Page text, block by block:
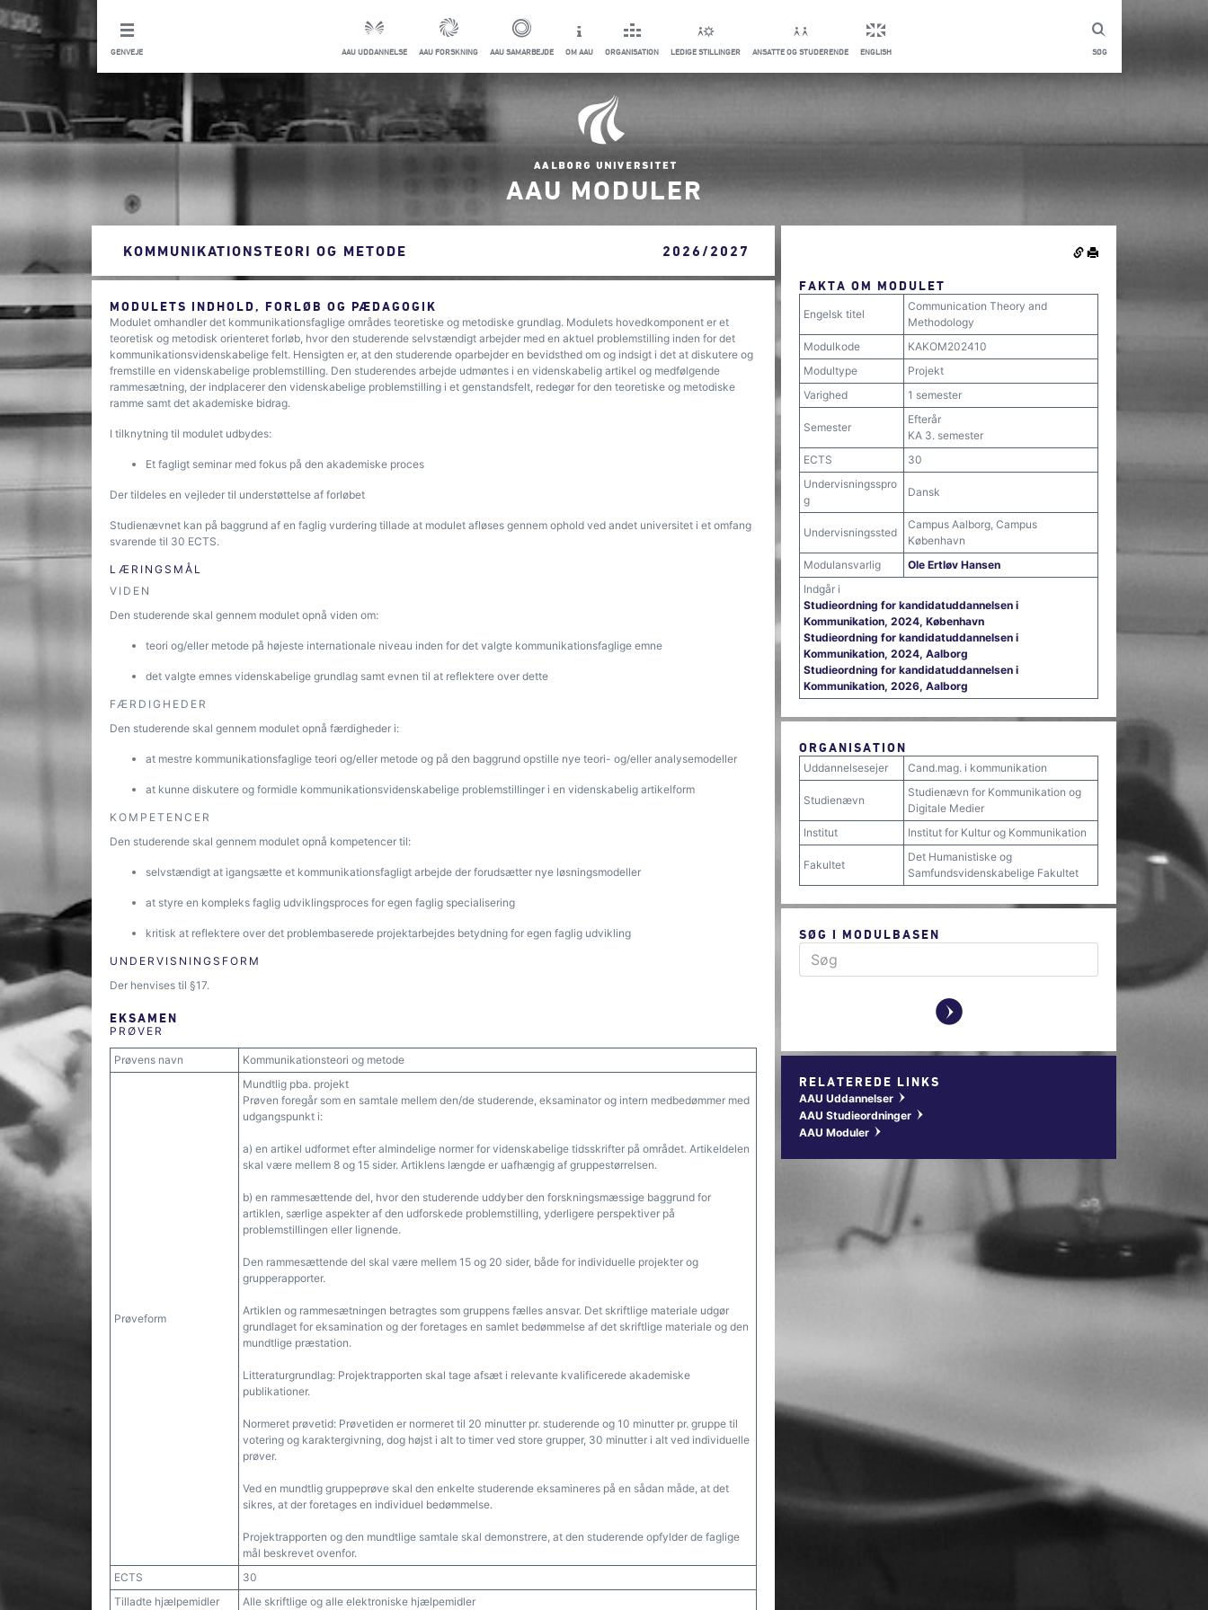
SØG
GENVEJE AAU UDDANNELSE AAU FORSKNING AAU SAMARBEJDE OM AAU ORGANISATION LEDIGE STILLINGER ANSATTE OG STUDERENDE ENGLISH
AAU MODULER
KOMMUNIKATIONSTEORI OG METODE 2026/2027
MODULETS INDHOLD, FORLØB OG PÆDAGOGIK
Modulet omhandler det kommunikationsfaglige områdes teoretiske og metodiske grundlag. Modulets hovedkomponent er et
teoretisk og metodisk orienteret forløb, hvor den studerende selvstændigt arbejder med en aktuel problemstilling inden for det
kommunikationsvidenskabelige felt. Hensigten er, at den studerende oparbejder en bevidsthed om og indsigt i det at diskutere og
fremstille en videnskabelige problemstilling. Den studerendes arbejde udmøntes i en videnskabelig artikel og medfølgende
rammesætning, der indplacerer den videnskabelige problemstilling i et genstandsfelt, redegør for den teoretiske og metodiske
ramme samt det akademiske bidrag.
I tilknytning til modulet udbydes:
Et fagligt seminar med fokus på den akademiske proces
Der tildeles en vejleder til understøttelse af forløbet
Studienævnet kan på baggrund af en faglig vurdering tillade at modulet afløses gennem ophold ved andet universitet i et omfang
svarende til 30 ECTS.
LÆRINGSMÅL
VIDEN
Den studerende skal gennem modulet opnå viden om:
teori og/eller metode på højeste internationale niveau inden for det valgte kommunikationsfaglige emne
det valgte emnes videnskabelige grundlag samt evnen til at reflektere over dette
FÆRDIGHEDER
Den studerende skal gennem modulet opnå færdigheder i:
at mestre kommunikationsfaglige teori og/eller metode og på den baggrund opstille nye teori- og/eller analysemodeller
at kunne diskutere og formidle kommunikationsvidenskabelige problemstillinger i en videnskabelig artikelform
KOMPETENCER
Den studerende skal gennem modulet opnå kompetencer til:
selvstændigt at igangsætte et kommunikationsfagligt arbejde der forudsætter nye løsningsmodeller
at styre en kompleks faglig udviklingsproces for egen faglig specialisering
kritisk at reflektere over det problembaserede projektarbejdes betydning for egen faglig udvikling
UNDERVISNINGSFORM
Der henvises til §17.
EKSAMEN
PRØVER
Prøvens navn Kommunikationsteori og metode
Prøveform
Mundtlig pba. projekt
Prøven foregår som en samtale mellem den/de studerende, eksaminator og intern medbedømmer med
udgangspunkt i:
a) en artikel udformet efter almindelige normer for videnskabelige tidsskrifter på området. Artikeldelen
skal være mellem 8 og 15 sider. Artiklens længde er uafhængig af gruppestørrelsen.
b) en rammesættende del, hvor den studerende uddyber den forskningsmæssige baggrund for
artiklen, særlige aspekter af den udforskede problemstilling, yderligere perspektiver på
problemstillingen eller lignende.
Den rammesættende del skal være mellem 15 og 20 sider, både for individuelle projekter og
grupperapporter.
Artiklen og rammesætningen betragtes som gruppens fælles ansvar. Det skriftlige materiale udgør
grundlaget for eksamination og der foretages en samlet bedømmelse af det skriftlige materiale og den
mundtlige præstation.
Litteraturgrundlag: Projektrapporten skal tage afsæt i relevante kvalificerede akademiske
publikationer.
Normeret prøvetid: Prøvetiden er normeret til 20 minutter pr. studerende og 10 minutter pr. gruppe til
votering og karaktergivning, dog højst i alt to timer ved store grupper, 30 minutter i alt ved individuelle
prøver.
Ved en mundtlig gruppeprøve skal den enkelte studerende eksamineres på en sådan måde, at det
sikres, at der foretages en individuel bedømmelse.
Projektrapporten og den mundtlige samtale skal demonstrere, at den studerende opfylder de faglige
mål beskrevet ovenfor.
ECTS
30
Tilladte hjælpemidler
Alle skriftlige og alle elektroniske hjælpemidler
FAKTA OM MODULET
Engelsk titel
Communication Theory and
Methodology
Modulkode
KAKOM202410
Modultype
Projekt
Varighed
1 semester
Semester
Efterår
KA 3. semester
ECTS
30
Undervisningsspro
g
Dansk
Undervisningssted
Campus Aalborg, Campus
København
Modulansvarlig
Ole Ertløv Hansen
Indgår i
Studieordning for kandidatuddannelsen i
Kommunikation, 2024, København
Studieordning for kandidatuddannelsen i
Kommunikation, 2024, Aalborg
Studieordning for kandidatuddannelsen i
Kommunikation, 2026, Aalborg
ORGANISATION
Uddannelsesejer Cand.mag. i kommunikation
Studienævn
Studienævn for Kommunikation og
Digitale Medier
Institut
Institut for Kultur og Kommunikation
Fakultet
Det Humanistiske og
Samfundsvidenskabelige Fakultet
SØG I MODULBASEN
y
RELATEREDE LINKS
AAU Uddannelser w
AAU Studieordninger w
AAU Moduler w